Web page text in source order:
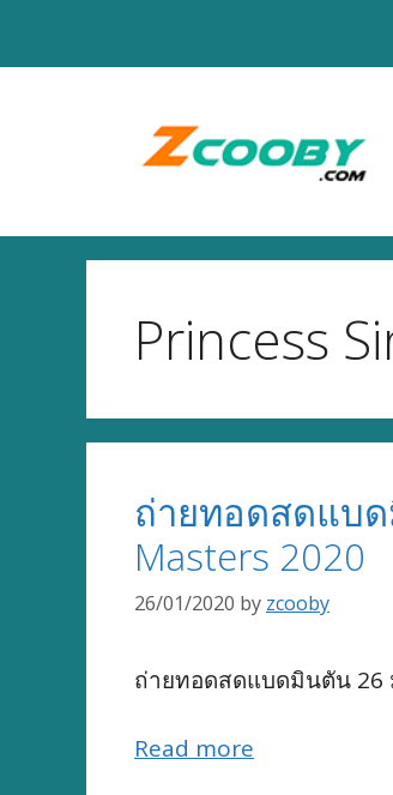
Princess
ถ่ายทอดสดแบด
Masters 2020
26/01/2020 by zcooby
ถ่ายทอดสดแบดมินตัน 26
Read more